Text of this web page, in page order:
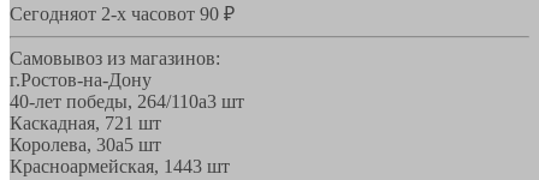
Сегодняот 2-х часовот 90 ₽
Самовывоз из магазинов:
г.Ростов-на-Дону
40-лет победы, 264/110а3 шт
Каскадная, 721 шт
Королева, 30а5 шт
Красноармейская, 1443 шт